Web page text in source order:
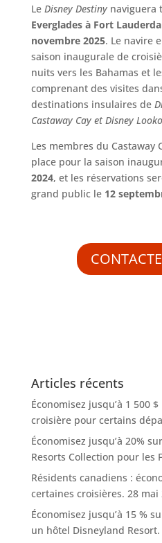
Le Disney Destinynaviguera
Everglades à Fort
novembre 2025. Le navire
saison inaugurale de
nuits vers les Bahamas et
comprenant des visites
destinations insulaires de
Castaway Cay et Disney
Les membres du
place pour la saison
2024, et les réservations
grand public le 12
Articles récents
Économisez jusqu’à 1 500
croisière pour certains
Économisez jusqu’à 20%
Resorts Collection pour les
Résidents canadiens :
certaines croisières. 28 mai
Économisez jusqu’à 15 %
un hôtel Disneyland Resort.